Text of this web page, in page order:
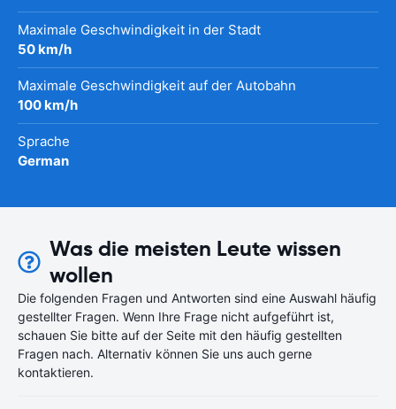
Maximale Geschwindigkeit in der Stadt
50 km/h
Maximale Geschwindigkeit auf der Autobahn
100 km/h
Sprache
German
Was die meisten Leute wissen
wollen
Die folgenden Fragen und Antworten sind eine Auswahl häufig
gestellter Fragen. Wenn Ihre Frage nicht aufgeführt ist,
schauen Sie bitte auf der Seite mit den häufig gestellten
Fragen nach. Alternativ können Sie uns auch gerne
kontaktieren.